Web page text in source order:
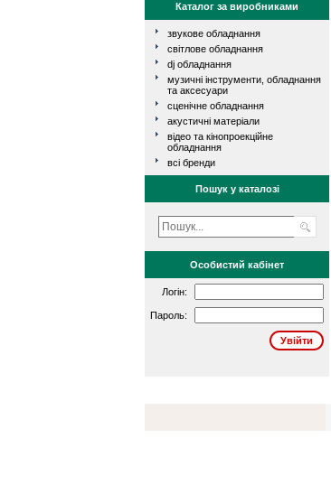
Каталог за виробниками
звукове обладнання
світлове обладнання
dj обладнання
музичні інструменти, обладнання
та аксесуари
сценічне обладнання
акустичні матеріали
відео та кінопроекційне
обладнання
всі бренди
Пошук у каталозі
Особистий кабінет
Логін:
Пароль: